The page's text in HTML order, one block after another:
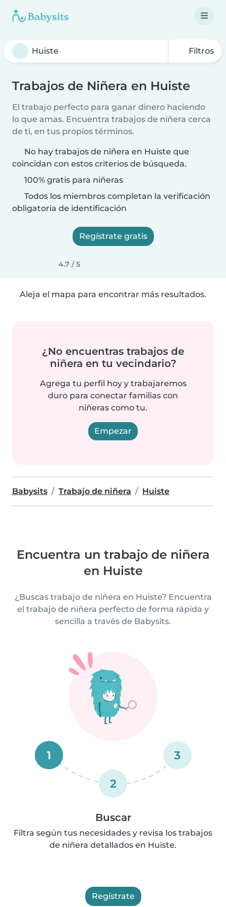
Filtros
Trabajos de Niñera en Huiste
El trabajo perfecto para ganar dinero haciendo
lo que amas. Encuentra trabajos de niñera cerca
de ti, en tus propios términos.
No hay trabajos de niñera en Huiste que
coincidan con estos criterios de búsqueda.
100% gratis para niñeras
Todos los miembros completan la verificación
obligatoria de identificación
Regístrate gratis
4.7 / 5
Aleja el mapa para encontrar más resultados.
¿No encuentras trabajos de
niñera en tu vecindario?
Agrega tu perfil hoy y trabajaremos
duro para conectar familias con
niñeras como tu.
Empezar
Babysits Trabajo de niñera Huiste
Encuentra un trabajo de niñera
en Huiste
¿Buscas trabajo de niñera en Huiste? Encuentra
el trabajo de niñera perfecto de forma rápida y
sencilla a través de Babysits.
1
2
3
Buscar
Filtra según tus necesidades y revisa los trabajos
de niñera detallados en Huiste.
Regístrate